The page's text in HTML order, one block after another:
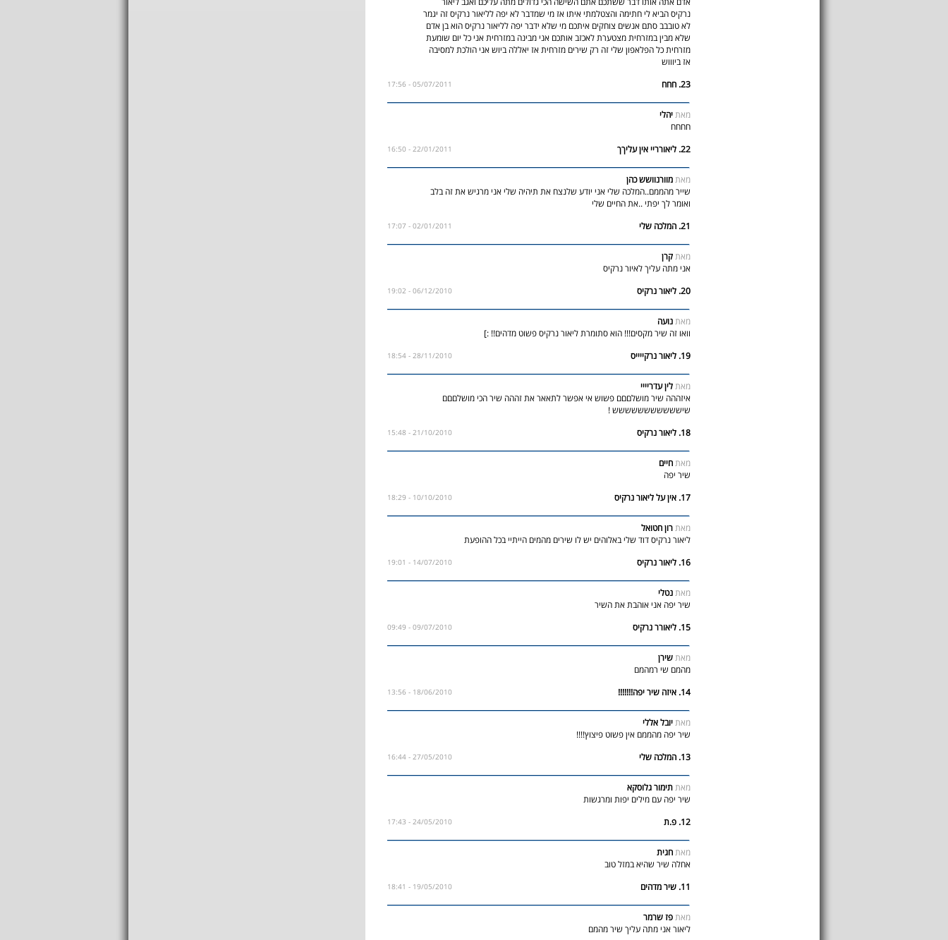
נרקיס הביא לי חתימה והצטלמתי איתו אז מי שמדבר לא יפה לליאור נרקיס זה יגמר
לא טובבב סתם אנשים צוחקים איתכם מי שלא ידבר יפה לליאור נרקיס הוא בן אדם
שלא מבין במזרחית מצטערת לאכזב אותכם אני מבינה במזרחית אני כל יום שומעת
מזרחית כל הפלאפון שלי זה רק שירים מזרחית אז יאללה ביוש אני הולכת למסיבה
אז ביוווש
23. חחח
05/07/2011 - 17:56
מאתיהלי
חחחח
22. ליאורריי אין עליךך
22/01/2011 - 16:50
מאתמוורנוושש כהן
שייר מהממם..המלכה שלי אני יודע שלנצח את תיהיה שלי אני מרגיש את זה בלב
ואומר לך יפתי ..את החיים שלי
21. המלכה שלי
02/01/2011 - 17:07
מאתקרן
אני מתה עליך לאיור נרקיס
20. ליאור נרקיס
06/12/2010 - 19:02
מאתנועה
וואו זה שיר מקסים!!! הוא סתומרת ליאור נרקיס פשוט מדהים!! :]
19. ליאור נרקייייס
28/11/2010 - 18:54
מאתלין עדריייי
איזההה שיר מושלםםם פשוש אי אפשר לתאאר את זההה שיר הכי מושלםםם
שיששששששששששש !
18. ליאור נרקיס
21/10/2010 - 15:48
מאתחיים
שיר יפה
17. אין על ליאור נרקיס
10/10/2010 - 18:29
מאתרון חטואל
ליאור נרקיס דוד שלי באלוהים יש לו שירים מהמים הייתיי בכל ההופעת
16. ליאור נרקיס
14/07/2010 - 19:01
מאתנטלי
שיר יפה אני אוהבת את השיר
15. ליאורר נרקיס
09/07/2010 - 09:49
מאתשירן
מהמם שי רמהמם
14. איזה שיר יפה!!!!!!!
18/06/2010 - 13:56
מאתיובל אללי
שיר יפה מהממם אין פשוט פיצוץ!!!!
13. המלכה שלי
27/05/2010 - 16:44
מאתתימור גלוסקא
שיר יפה עם מילים יפות ומרגשות
12. פ.ת
24/05/2010 - 17:43
מאתחגית
אחלה שיר שהיא במזל טוב
11. שיר מדהים
19/05/2010 - 18:41
מאתפז שרמר
ליאור אני מתה עליך שיר מהמם